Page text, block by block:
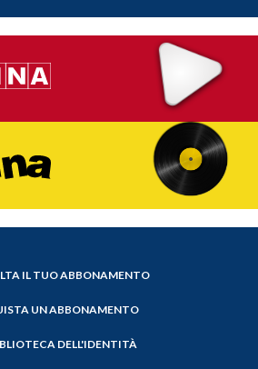
IL TUO ABBONAMENTO
UN ABBONAMENTO
DELL'IDENTITÀ